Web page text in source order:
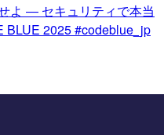
よ ― セキュリティで本当
BLUE 2025 #codeblue_jp